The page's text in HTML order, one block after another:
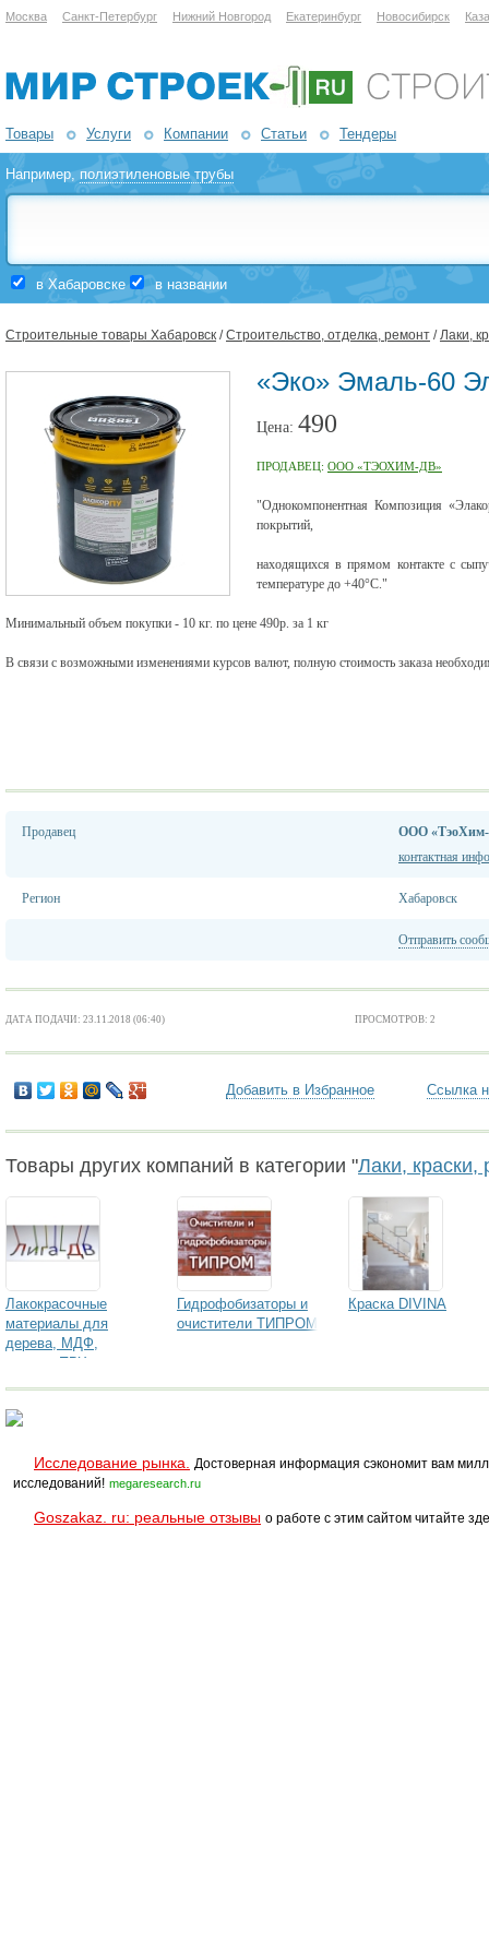
Москва Санкт-Петербург Нижний Новгород Екатеринбург Новосибирск
Товары Услуги Компании Статьи Тендеры
Например,полиэтиленовые трубы
в Хабаровске в названии
Строительные товары Хабаровск /Строительство, отделка, ремонт /Лаки,
«Эко» Эмаль-60
Цена: 490
ПРОДАВЕЦ: ООО «ТЭОХИМ-ДВ»
"Однокомпонентная Композиция
покрытий,
находящихся в прямом контакте с
температуре до +40°С."
Минимальный объем покупки - 10 кг. по цене 490р. за 1 кг
В связи с возможными изменениями курсов валют, полную стоимость заказа
Продавец
ООО
контактная
Регион Хабаровск
Отправить
ДАТА ПОДАЧИ: 23.11.2018 (06:40) ПРОСМОТРОВ: 2
Добавить в Избранное Ссылка
Товары других компаний в категории "Лаки, краски,
Лакокрасочные
материалы для
дерева, МДФ,
стекла, ПВХ и т.д.
Гидрофобизаторы и
очистители ТИПРОМ
Краска DIVINA
Исследование рынка.
Достоверная информация сэкономит вам
исследований! megaresearch.ru
Goszakaz. ru: реальные отзывы о работе с этим сайтом читайте